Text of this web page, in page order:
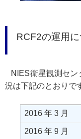
RCF2の運用
NIES衛星観測セ
況は下記のとおりで
2016 年 3 月
2016 年 9 月